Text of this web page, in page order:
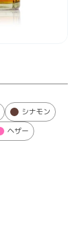
シナモン
ヘザー